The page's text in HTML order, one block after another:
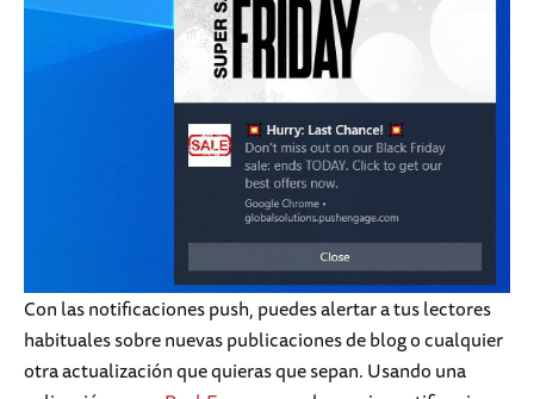
Con las notificaciones push, puedes alertar a tus lectores
habituales sobre nuevas publicaciones de blog o cualquier
otra actualización que quieras que sepan. Usando una